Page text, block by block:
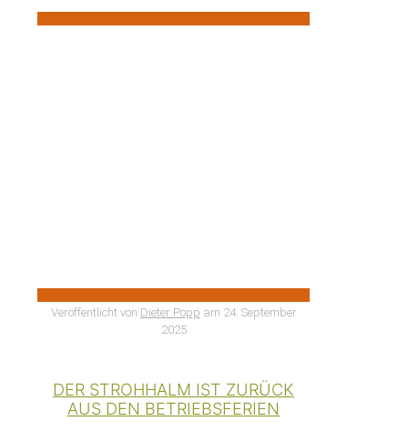
Veröffentlicht von Dieter Popp am 24. September
2025
DER STROHHALM IST ZURÜCK
AUS DEN BETRIEBSFERIEN